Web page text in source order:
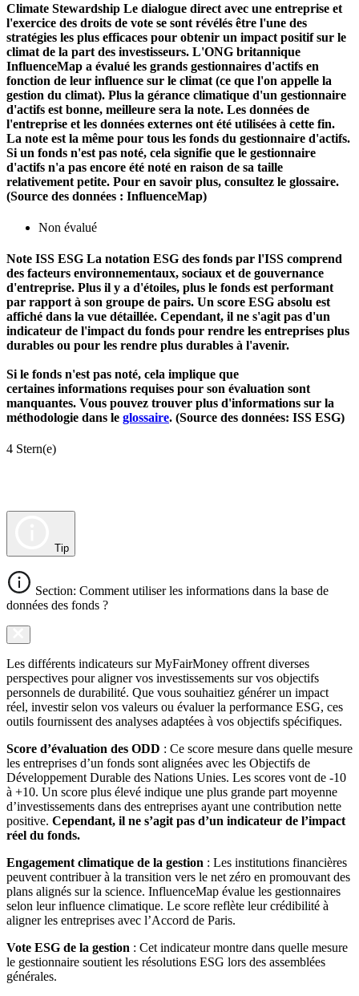
Climate Stewardship Le dialogue direct avec une entreprise et
l'exercice des droits de vote se sont révélés être l'une des
stratégies les plus efficaces pour obtenir un impact positif sur le
climat de la part des investisseurs. L'ONG britannique
InfluenceMap a évalué les grands gestionnaires d'actifs en
fonction de leur influence sur le climat (ce que l'on appelle la
gestion du climat). Plus la gérance climatique d'un gestionnaire
d'actifs est bonne, meilleure sera la note. Les données de
l'entreprise et les données externes ont été utilisées à cette fin.
La note est la même pour tous les fonds du gestionnaire d'actifs.
Si un fonds n'est pas noté, cela signifie que le gestionnaire
d'actifs n'a pas encore été noté en raison de sa taille
relativement petite. Pour en savoir plus, consultez le glossaire.
(Source des données : InfluenceMap)
Non évalué
Note ISS ESG La notation ESG des fonds par l'ISS comprend
des facteurs environnementaux, sociaux et de gouvernance
d'entreprise. Plus il y a d'étoiles, plus le fonds est performant
par rapport à son groupe de pairs. Un score ESG absolu est
affiché dans la vue détaillée. Cependant, il ne s'agit pas d'un
indicateur de l'impact du fonds pour rendre les entreprises plus
durables ou pour les rendre plus durables à l'avenir.
Si le fonds n'est pas noté, cela implique que
certaines informations requises pour son évaluation sont
manquantes. Vous pouvez trouver plus d'informations sur la
méthodologie dans le glossaire. (Source des données: ISS ESG)
4 Stern(e)
Tip
Section: Comment utiliser les informations dans la base de
données des fonds ?
Les différents indicateurs sur MyFairMoney offrent diverses
perspectives pour aligner vos investissements sur vos objectifs
personnels de durabilité. Que vous souhaitiez générer un impact
réel, investir selon vos valeurs ou évaluer la performance ESG, ces
outils fournissent des analyses adaptées à vos objectifs spécifiques.
Score d’évaluation des ODD : Ce score mesure dans quelle mesure
les entreprises d’un fonds sont alignées avec les Objectifs de
Développement Durable des Nations Unies. Les scores vont de -10
à +10. Un score plus élevé indique une plus grande part moyenne
d’investissements dans des entreprises ayant une contribution nette
positive. Cependant, il ne s’agit pas d’un indicateur de l’impact
réel du fonds.
Engagement climatique de la gestion : Les institutions financières
peuvent contribuer à la transition vers le net zéro en promouvant des
plans alignés sur la science. InfluenceMap évalue les gestionnaires
selon leur influence climatique. Le score reflète leur crédibilité à
aligner les entreprises avec l’Accord de Paris.
Vote ESG de la gestion : Cet indicateur montre dans quelle mesure
le gestionnaire soutient les résolutions ESG lors des assemblées
générales.